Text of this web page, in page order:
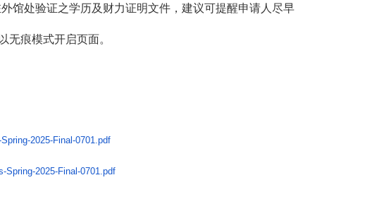
馆处验证之学历及财力证明文件，建议可提醒申请人尽早
无痕模式开启页面。
2025-Final-0701.pdf
Spring-2025-Final-0701.pdf